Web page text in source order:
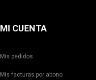
MI CUENTA
Mis pedidos
Mis facturas por abono